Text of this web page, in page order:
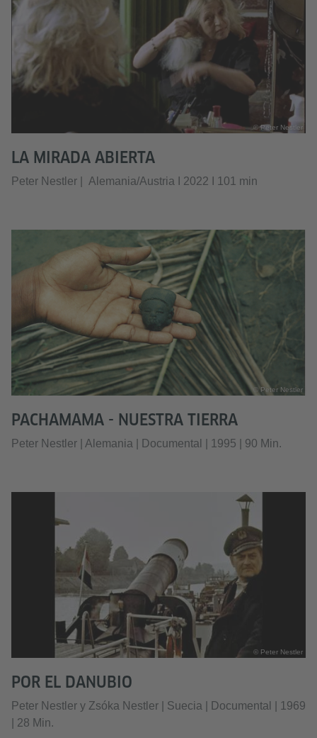
© Peter Nestler
LA MIRADA ABIERTA
Peter Nestler | Alemania/Austria I 2022 I 101 min
© Peter Nestler
PACHAMAMA - NUESTRA TIERRA
Peter Nestler | Alemania | Documental | 1995 | 90 Min.
© Peter Nestler
POR EL DANUBIO
Peter Nestler y Zsóka Nestler | Suecia | Documental | 1969
| 28 Min.